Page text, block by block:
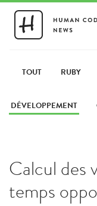
TOUT RUBY
DÉVELOPPEMENT
Calcul des
temps